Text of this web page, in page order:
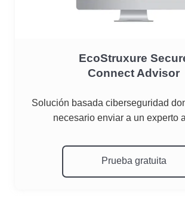
EcoStruxure
Connect Advisor
Solución basada ciberseguridad
necesario enviar a un experto
Prueba gratuita